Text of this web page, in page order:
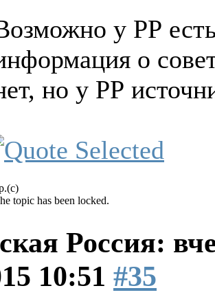
у РР
о
но у РР
topic has been locked.
Россия:
10:51 #35